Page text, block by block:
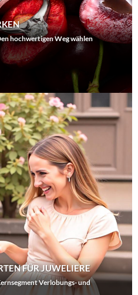
hochwertigen Weg wählen
FÜR JUWELIERE
Verlobungs- und